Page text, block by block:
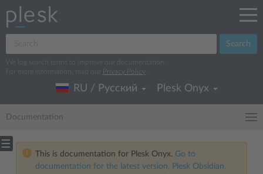
Search
We log search terms to improve our documentation.
For more information, read our
Privacy Policy
RU / Русский Plesk Onyx
Documentation
This is documentation for Plesk Onyx. Go to
documentation for the latest version, Plesk Obsidian.